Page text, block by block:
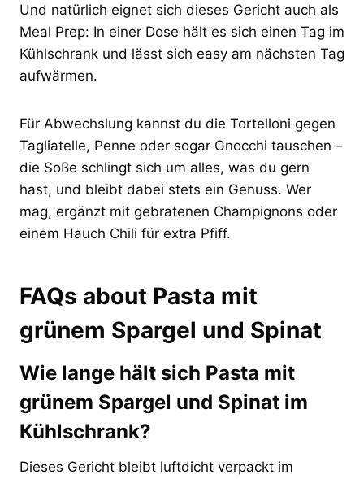
Und natürlich eignet sich dieses Gericht auch als
Meal Prep: In einer Dose hält es sich einen Tag im
Kühlschrank und lässt sich easy am nächsten Tag
aufwärmen.
Für Abwechslung kannst du die Tortelloni gegen
Tagliatelle, Penne oder sogar Gnocchi tauschen –
die Soße schlingt sich um alles, was du gern
hast, und bleibt dabei stets ein Genuss. Wer
mag, ergänzt mit gebratenen Champignons oder
einem Hauch Chili für extra Pfiff.
FAQs about Pasta mit
grünem Spargel und Spinat
Wie lange hält sich Pasta mit
grünem Spargel und Spinat im
Kühlschrank?
Dieses Gericht bleibt luftdicht verpackt im